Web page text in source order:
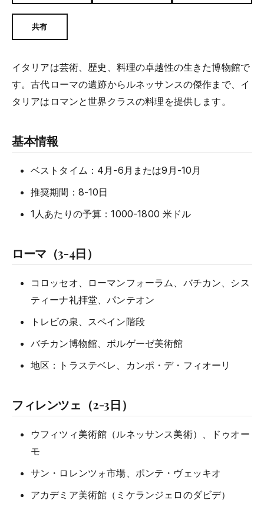
共有
イタリアは芸術、歴史、料理の卓越性の生きた博物館で
す。古代ローマの遺跡からルネッサンスの傑作まで、イ
タリアはロマンと世界クラスの料理を提供します。
基本情報
ベストタイム：4月-6月または9月-10月
推奨期間：8-10日
1人あたりの予算：1000-1800 米ドル
ローマ（3-4日）
コロッセオ、ローマンフォーラム、バチカン、シス
ティーナ礼拝堂、パンテオン
トレビの泉、スペイン階段
バチカン博物館、ボルゲーゼ美術館
地区：トラステベレ、カンポ・デ・フィオーリ
フィレンツェ（2-3日）
ウフィツィ美術館（ルネッサンス美術）、ドゥオー
モ
サン・ロレンツォ市場、ポンテ・ヴェッキオ
アカデミア美術館（ミケランジェロのダビデ）